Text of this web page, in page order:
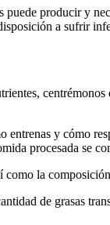
producir y
a sufrir
entrenas y cómo
procesada se
la
de grasas